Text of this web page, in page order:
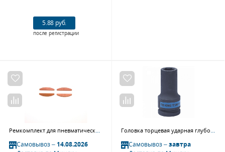
5.88 руб.
после регистрации
Самовывоз –14.08.2026
Самовывоз –завтра